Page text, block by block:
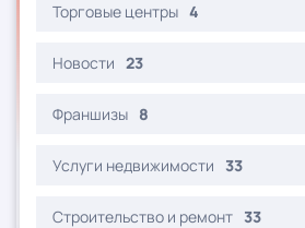
Торговые центры 4
Новости 23
Франшизы 8
Услуги недвижимости 33
Строительство и ремонт 33